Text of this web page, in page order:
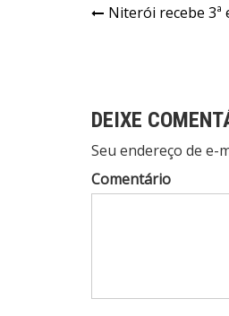
Navegação
Niterói recebe 3ª
DEIXE
Seu endereço de e-
Comentário